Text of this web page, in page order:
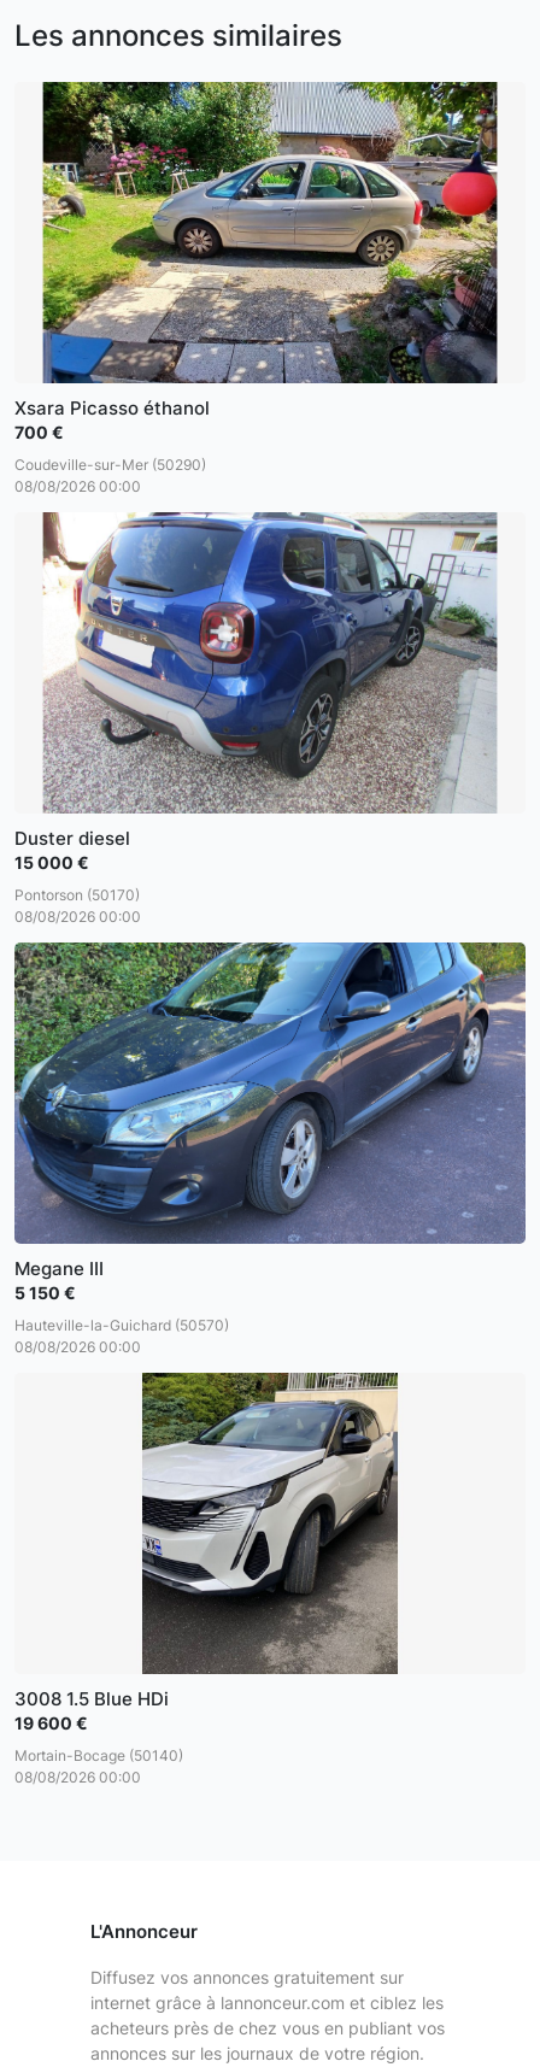
Les annonces similaires
Xsara Picasso éthanol
700 €
Coudeville-sur-Mer (50290)
08/08/2026 00:00
Duster diesel
15 000 €
Pontorson (50170)
08/08/2026 00:00
Megane III
5 150 €
Hauteville-la-Guichard (50570)
08/08/2026 00:00
3008 1.5 Blue HDi
19 600 €
Mortain-Bocage (50140)
08/08/2026 00:00
L'Annonceur
Diffusez vos annonces gratuitement sur
internet grâce à lannonceur.com et ciblez les
acheteurs près de chez vous en publiant vos
annonces sur les journaux de votre région.